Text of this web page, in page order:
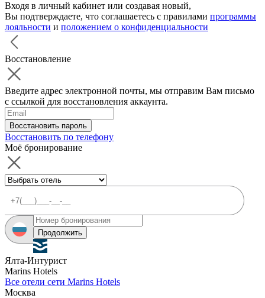
Входя в личный кабинет или создавая новый,
Вы подтверждаете, что соглашаетесь с правилами программы
лояльности и положением о конфиденциальности
Восстановление
Введите адрес электронной почты, мы отправим Вам письмо
с ссылкой для восстановления аккаунта.
Восстановить пароль
Восстановить по телефону
Моё бронирование
Продолжить
Ялта-Интурист
Marins Hotels
Все отели сети Marins Hotels
Москва